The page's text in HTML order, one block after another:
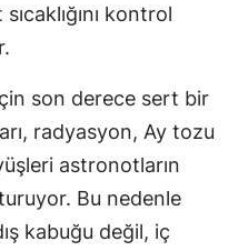
kontrol
son derece sert bir
radyasyon, Ay tozu
astronotların
Bu nedenle
kabuğu değil, iç